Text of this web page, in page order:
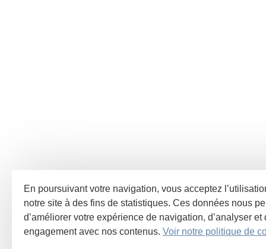
En poursuivant votre navigation, vous acceptez
notre site à des fins de statistiques. Ces données nous
d’améliorer votre expérience de navigation, d’analyser et
engagement avec nos contenus. Voir notre politique de